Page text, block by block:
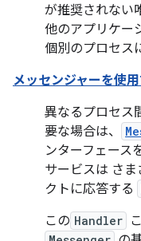
が推奨されない
他のアプリケー
個別のプロセス
メッセンジャーを使
異なるプロセス
要な場合は、
ンターフェース
サービスは さ
クトに応答する
この Handler